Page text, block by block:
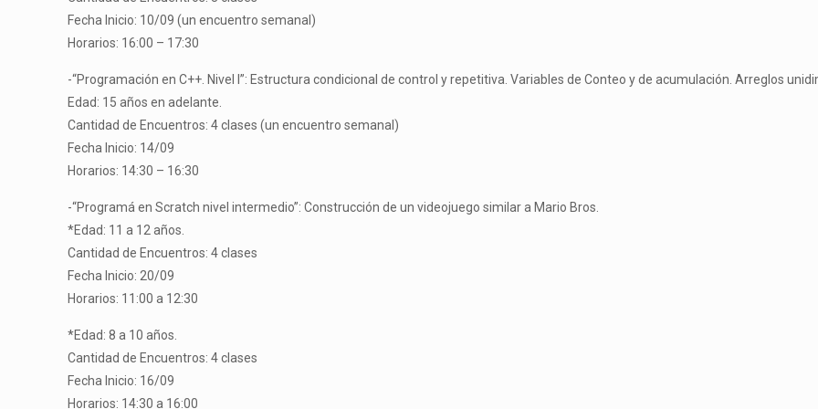
Fecha Inicio: 10/09 (un encuentro semanal)
Horarios: 16:00 – 17:30
-“Programación en C++. Nivel I”: Estructura condicional de control y repetitiva. Variables de Conteo y de acumulación. Arreglos
Edad: 15 años en adelante.
Cantidad de Encuentros: 4 clases (un encuentro semanal)
Fecha Inicio: 14/09
Horarios: 14:30 – 16:30
-“Programá en Scratch nivel intermedio”: Construcción de un videojuego similar a Mario Bros.
*Edad: 11 a 12 años.
Cantidad de Encuentros: 4 clases
Fecha Inicio: 20/09
Horarios: 11:00 a 12:30
*Edad: 8 a 10 años.
Cantidad de Encuentros: 4 clases
Fecha Inicio: 16/09
Horarios: 14:30 a 16:00